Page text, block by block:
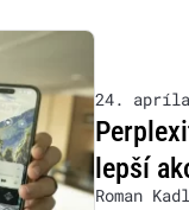
24. apríla
lepší
Roman